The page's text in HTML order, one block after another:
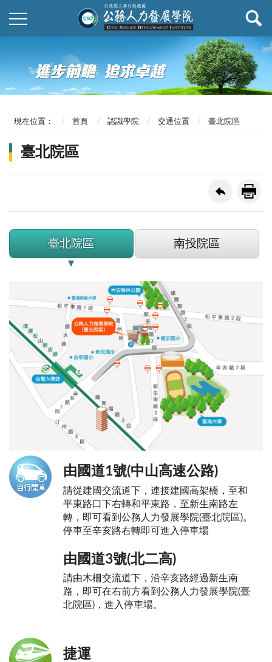
現在位置： 首頁 認識學院 交通位置 臺北院區
臺北院區
臺北院區 南投院區
由國道1號(中山高速公路)
請從建國交流道下，連接建國高架橋，至和
平東路口下右轉和平東路，至新生南路左
轉，即可看到公務人力發展學院(臺北院區)。
停車至辛亥路右轉即可進入停車場
由國道3號(北二高)
請由木柵交流道下，沿辛亥路經過新生南
路，即可在右前方看到公務人力發展學院(臺
北院區)，進入停車場。
捷運